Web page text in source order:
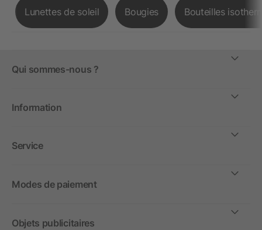
Lunettes de soleil Bougies Bouteilles
Qui sommes-nous ?
Information
Service
Modes de paiement
Objets publicitaires